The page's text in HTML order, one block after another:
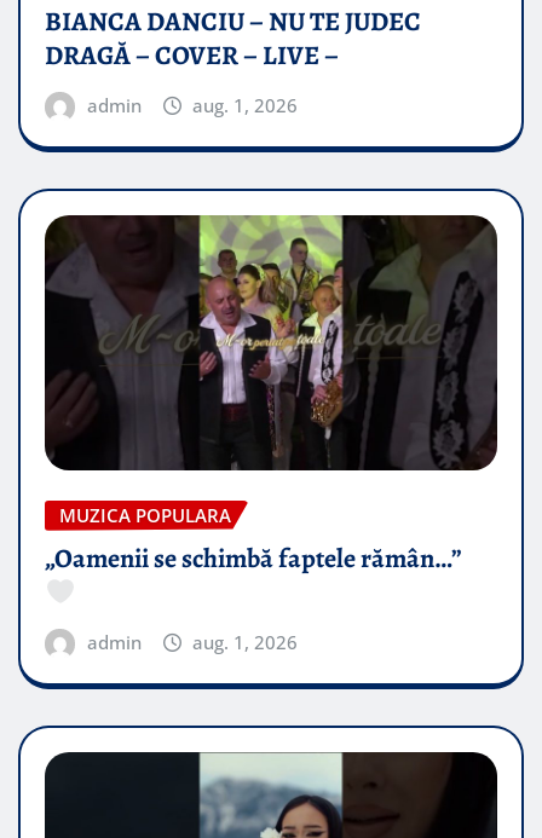
BIANCA DANCIU – NU TE JUDEC
DRAGĂ – COVER – LIVE –
admin aug. 1, 2026
MUZICA POPULARA
„Oamenii se schimbă faptele rămân…”
admin aug. 1, 2026